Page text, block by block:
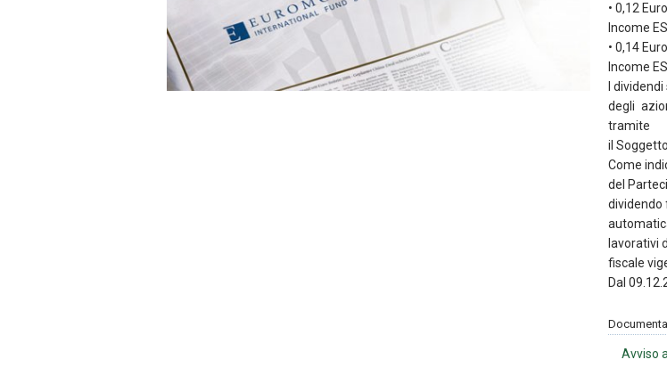
• 0,12
Income
• 0,14
Income
I
degli
tramite
il
Come
del
dividendo
lavorativi
fiscale
Dal
Avviso